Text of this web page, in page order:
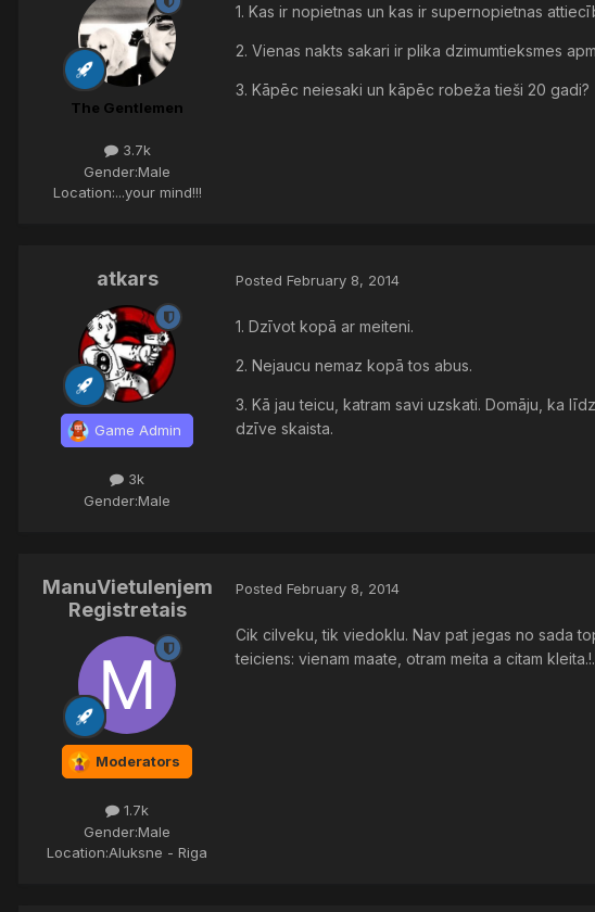
The Gentlemen
3.7k
Gender:Male
Location:...your mind!!!
1. Kas ir nopietnas un kas ir supernopietnas
2. Vienas nakts sakari ir plika dzimumtieksmes
3. Kāpēc neiesaki un kāpēc robeža tieši 20 gadi?
atkars
Game Admin
3k
Gender:Male
Posted February 8, 2014
1. Dzīvot kopā ar meiteni.
2. Nejaucu nemaz kopā tos abus.
3. Kā jau teicu, katram savi uzskati. Domāju, ka
dzīve skaista.
ManuVietuIenjem
Registretais
Moderators
1.7k
Gender:Male
Location:Aluksne - Riga
Posted February 8, 2014
Cik cilveku, tik viedoklu. Nav pat jegas no sada
teiciens: vienam maate, otram meita a citam